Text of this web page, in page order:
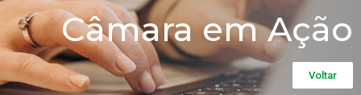
Câmara em Ação
Voltar